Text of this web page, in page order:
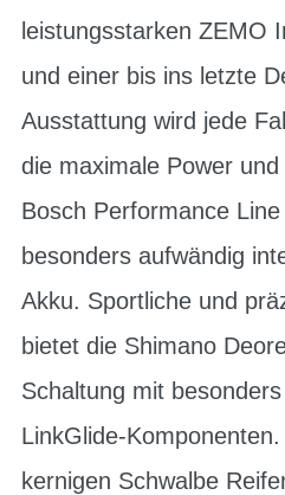
leistungsstarken ZEMO
und einer bis ins letzte
Ausstattung wird jede
die maximale Power
Bosch Performance
besonders aufwändig
Akku. Sportliche und
bietet die Shimano
Schaltung mit
LinkGlide-
kernigen Schwalbe